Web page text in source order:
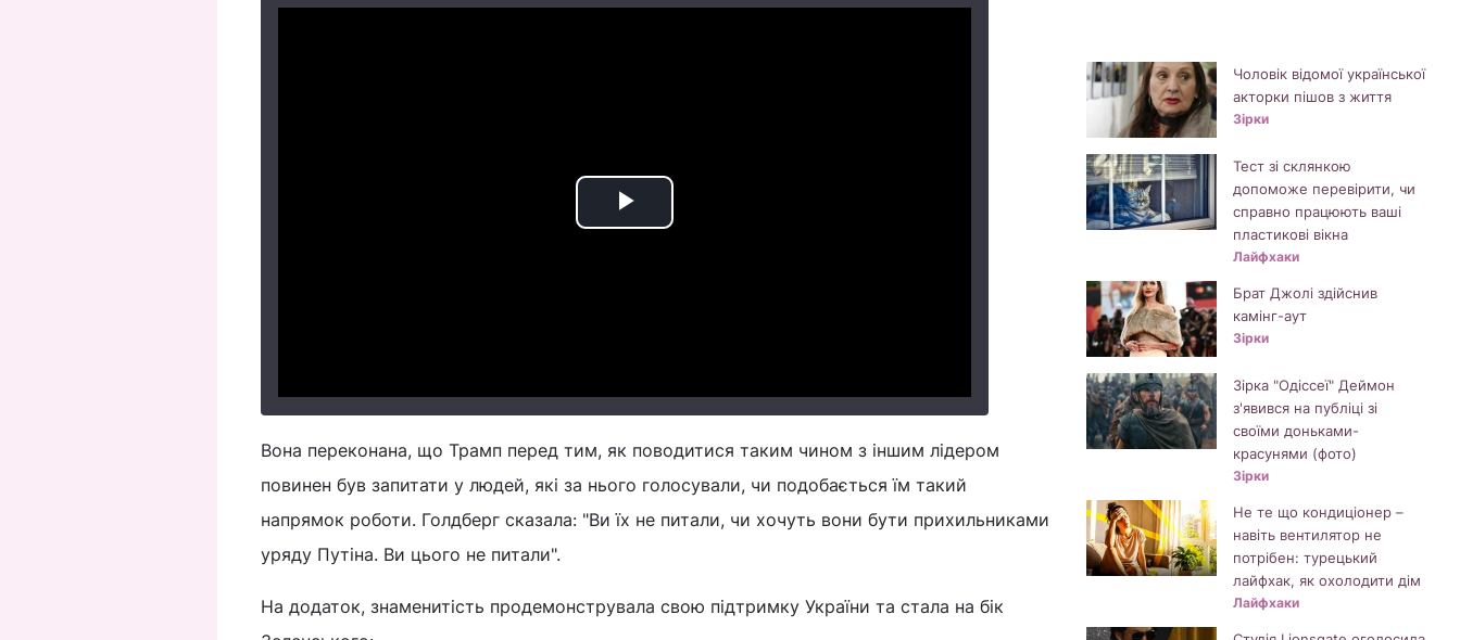
Play
Вона переконана, що Трамп перед тим, як поводитися таким чином з іншим лідером
повинен був запитати у людей, які за нього голосували, чи подобається їм такий
напрямок роботи. Голдберг сказала: "Ви їх не питали, чи хочуть вони бути прихильниками
уряду Путіна. Ви цього не питали".
На додаток, знаменитість продемонструвала свою підтримку України та стала на бік
Чоловік відомої української
акторки пішов з життя
Зірки
Тест зі склянкою
допоможе перевірити, чи
справно працюють ваші
пластикові вікна
Лайфхаки
Брат Джолі здійснив
камінг-аут
Зірки
Зірка "Одіссеї" Деймон
з'явився на публіці зі
своїми доньками-
красунями (фото)
Зірки
Не те що кондиціонер –
навіть вентилятор не
потрібен: турецький
лайфхак, як охолодити дім
Лайфхаки